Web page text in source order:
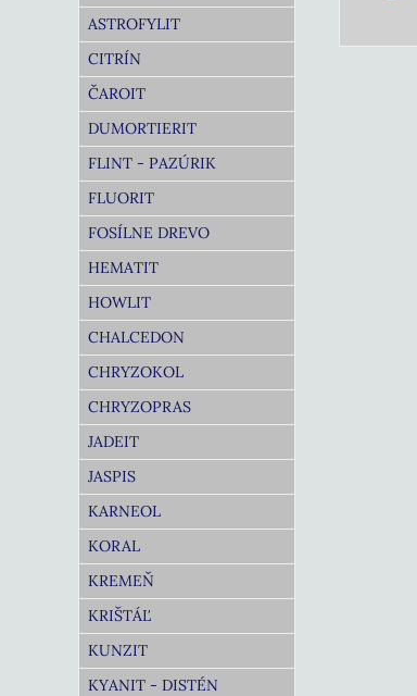
ASTROFYLIT
CITRÍN
ČAROIT
DUMORTIERIT
FLINT - PAZÚRIK
FLUORIT
FOSÍLNE DREVO
HEMATIT
HOWLIT
CHALCEDON
CHRYZOKOL
CHRYZOPRAS
JADEIT
JASPIS
KARNEOL
KORAL
KREMEŇ
KRIŠTÁĽ
KUNZIT
KYANIT - DISTÉN